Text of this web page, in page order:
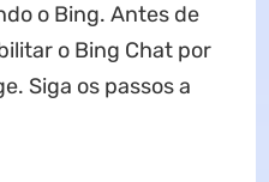
o Bing. Antes de
o Bing Chat por
Siga os passos a